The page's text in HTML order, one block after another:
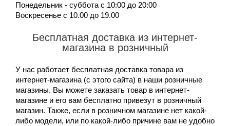
Понедельник - суббота с 10:00 до 20:00
Воскресенье с 10.00 до 19.00
Бесплатная доставка из интернет-
магазина в розничный
У нас работает бесплатная доставка товара из
интернет-магазина (с этого сайта) в наши розничные
магазины. Вы можете заказать товар в интернет-
магазине и его вам бесплатно привезут в розничный
магазин. Также, если в розничном магазине нет какой-
либо модели, или по какой-либо причине вам не удобно